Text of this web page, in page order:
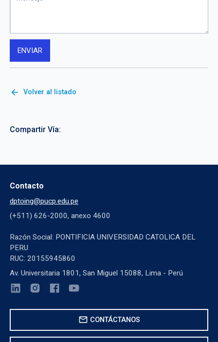
arrow_back Volver al listado
Compartir Vía:
Contacto
dptoing@pucp.edu.pe
(+511) 626-2000, anexo 4600
Razón Social: PONTIFICIA UNIVERSIDAD CATOLICA DEL
PERU
RUC: 20155945860
Av. Universitaria 1801, San Miguel 15088, Lima - Perú
mail CONTÁCTANOS